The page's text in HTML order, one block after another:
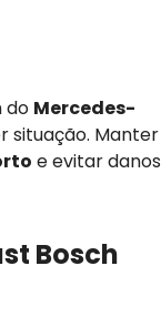
do Mercedes-
situação. Manter
e evitar danos
Bosch